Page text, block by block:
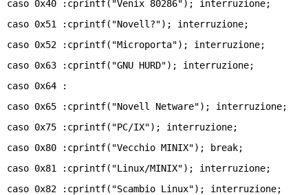
caso 0x40 :cprintf("Venix 80286"); interruzione;
caso 0x51 :cprintf("Novell?"); interruzione;
caso 0x52 :cprintf("Microporta"); interruzione;
caso 0x63 :cprintf("GNU HURD"); interruzione;
caso 0x64 :
caso 0x65 :cprintf("Novell Netware"); interruzione;
caso 0x75 :cprintf("PC/IX"); interruzione;
caso 0x80 :cprintf("Vecchio MINIX"); break;
caso 0x81 :cprintf("Linux/MINIX"); interruzione;
caso 0x82 :cprintf("Scambio Linux"); interruzione;